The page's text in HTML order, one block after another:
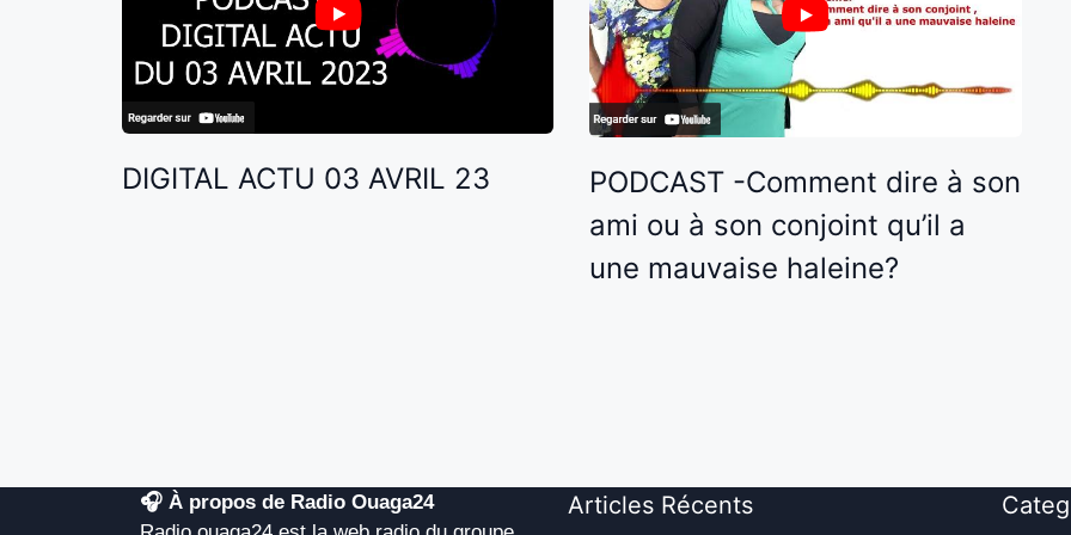
DIGITAL ACTU 03 AVRIL 23
PODCAST -Comment dire à son
ami ou à son conjoint qu’il a
une mauvaise haleine?
🎧 À propos de Radio Ouaga24
Articles Récents